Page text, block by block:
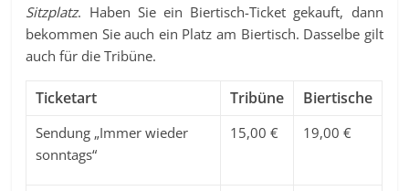
Sitzplatz. Haben Sie ein Biertisch-Ticket gekauft, dann
bekommen Sie auch ein Platz am Biertisch. Dasselbe gilt
auch für die Tribüne.
Ticketart Tribüne Biertische
Sendung „Immer wieder
sonntags“
15,00 € 19,00 €